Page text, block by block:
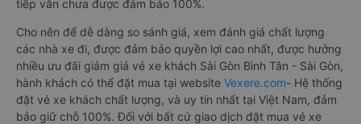
tiếp vẫn chưa được đảm bảo 100%.
Cho nên để dễ dàng so sánh giá, xem đánh giá chất lượng
các nhà xe đi, được đảm bảo quyền lợi cao nhất, được hưởng
nhiều ưu đãi giảm giá vé xe khách Sài Gòn Bình Tân - Sài Gòn,
hành khách có thể đặt mua tại website Vexere.com- Hệ thống
đặt vé xe khách chất lượng, và uy tín nhất tại Việt Nam, đảm
bảo giữ chỗ 100%. Đối với bất cứ giao dịch đặt mua vé xe